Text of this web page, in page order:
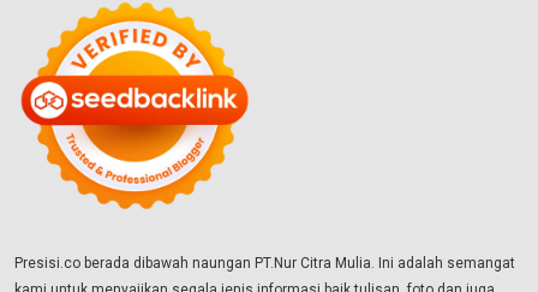
Presisi.co berada dibawah naungan PT.Nur Citra Mulia. Ini adalah semangat